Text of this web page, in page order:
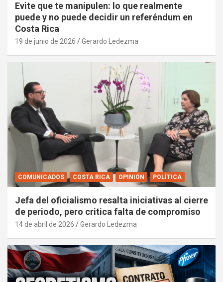
Evite que te manipulen: lo que realmente
puede y no puede decidir un referéndum en
Costa Rica
19 de junio de 2026 Gerardo Ledezma
COMUNICADOS COSTA RICA OPINIÓN POLÍTICA
Jefa del oficialismo resalta iniciativas al cierre
de periodo, pero critica falta de compromiso
14 de abril de 2026 Gerardo Ledezma